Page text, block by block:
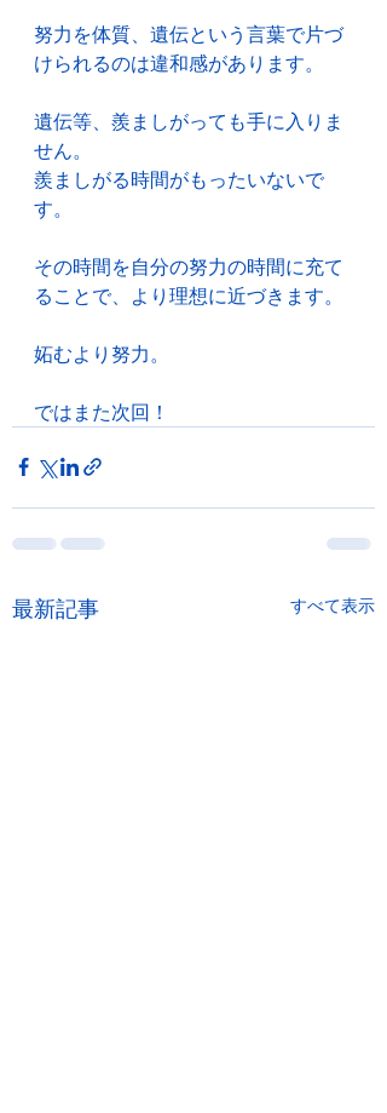
努力を体質、遺伝という言葉で片づ
けられるのは違和感があります。
遺伝等、羨ましがっても手に入りま
せん。
羨ましがる時間がもったいないで
す。
その時間を自分の努力の時間に充て
ることで、より理想に近づきます。
妬むより努力。
ではまた次回！
最新記事 すべて表示